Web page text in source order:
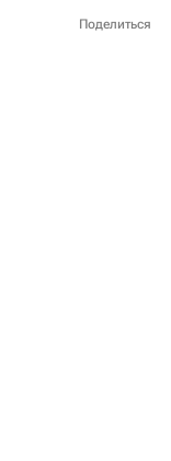
Поделиться